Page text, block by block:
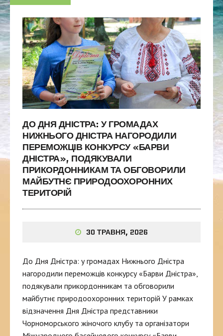
ДО ДНЯ ДНІСТРА: У ГРОМАДАХ
НИЖНЬОГО ДНІСТРА НАГОРОДИЛИ
ПЕРЕМОЖЦІВ КОНКУРСУ «БАРВИ
ДНІСТРА», ПОДЯКУВАЛИ
ПРИКОРДОННИКАМ ТА ОБГОВОРИЛИ
МАЙБУТНЄ ПРИРОДООХОРОННИХ
ТЕРИТОРІЙ
30 ТРАВНЯ, 2026
До Дня Дністра: у громадах Нижнього Дністра
нагородили переможців конкурсу «Барви Дністра»,
подякували прикордонникам та обговорили
майбутнє природоохоронних територій У рамках
відзначення Дня Дністра представники
Чорноморського жіночого клубу та організатори